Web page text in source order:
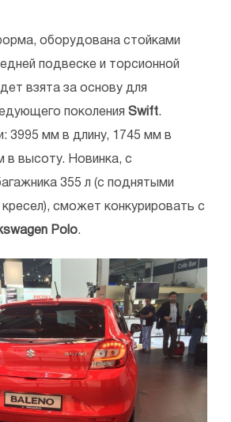
оборудована стойками
подвеске и торсионной
взята за основу для
поколения Swift.
3995 мм в длину, 1745 мм в
в высоту. Новинка, с
355 л (с поднятыми
кресел), сможет конкурировать с
Polo.